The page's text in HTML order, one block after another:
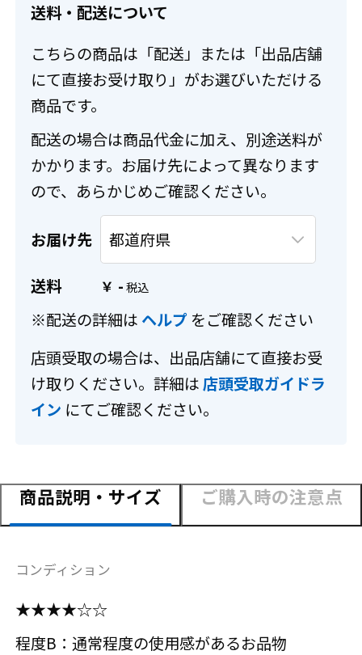
送料・配送について
こちらの商品は「配送」または「出品店舗
にて直接お受け取り」がお選びいただける
商品です。
配送の場合は商品代金に加え、別途送料が
かかります。お届け先によって異なります
ので、あらかじめご確認ください。
お届け先
送料 ￥ -
※配送の詳細は ヘルプ をご確認ください
店頭受取の場合は、出品店舗にて直接お受
け取りください。詳細は店頭受取ガイドラ
イン にてご確認ください。
商品説明・サイズ ご購入時の注意点
コンディション
★★★★☆☆
程度B：通常程度の使用感があるお品物